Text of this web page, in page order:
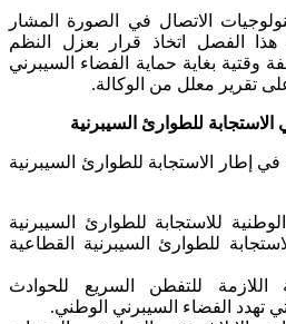
الاتصال في الصورة المشار
هذا الفصل اتخاذ قرار بعزل النظم
وقتية بغاية حماية الفضاء السيبرني
تقرير معلل من الوكالة.
الاستجابة للطوارئ السيبرنية
في إطار الاستجابة للطوارئ السيبرنية
للاستجابة للطوارئ السيبرنية
للطوارئ السيبرنية القطاعية
اللازمة للتفطن السريع للحوادث
تهدد الفضاء السيبرني الوطني.